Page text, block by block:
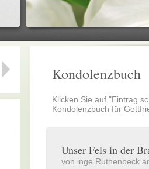
Kondolenzbuch
Klicken Sie auf "Eintrag
Kondolenzbuch für
Unser Fels in der
von inge Ruthenbeck